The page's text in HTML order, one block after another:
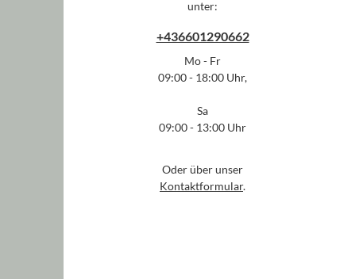
unter:
+436601290662
Mo - Fr
09:00 - 18:00 Uhr,
Sa
09:00 - 13:00 Uhr
Oder über unser
Kontaktformular.